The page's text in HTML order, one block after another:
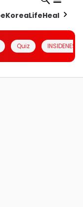
KoreaLifeHealth
Quiz INSIDENESIA